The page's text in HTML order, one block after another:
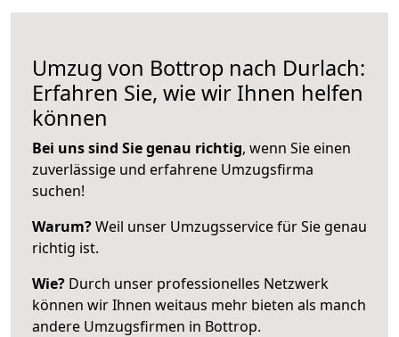
Umzug von Bottrop nach Durlach:
Erfahren Sie, wie wir Ihnen helfen
können
Bei uns sind Sie genau richtig, wenn Sie einen
zuverlässige und erfahrene Umzugsfirma
suchen!
Warum?Weil unser Umzugsservice für Sie genau
richtig ist.
Wie? Durch unser professionelles Netzwerk
können wir Ihnen weitaus mehr bieten als manch
andere Umzugsfirmen in Bottrop.